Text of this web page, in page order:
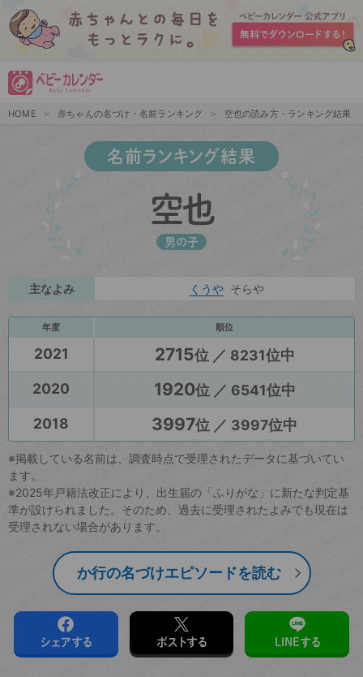
HOME 赤ちゃんの名づけ・名前ランキング 空也の読み方・ランキング結果
名前ランキング結果
空也
男の子
主なよみ くうや そらや
年度 順位
2021 2715位 ／ 8231位中
2020
1920位 ／ 6541位中
2018
3997位 ／ 3997位中
※掲載している名前は、調査時点で受理されたデータに基づいてい
ます。
※2025年戸籍法改正により、出生届の「ふりがな」に新たな判定基
準が設けられました。そのため、過去に受理されたよみでも現在は
受理されない場合があります。
か行の名づけエピソードを読む
シェアする ポストする LINEする